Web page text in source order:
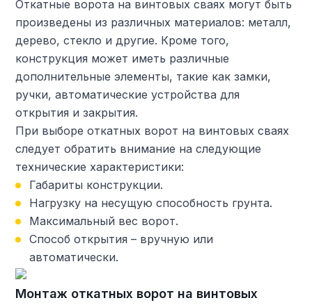
Откатные ворота на винтовых сваях могут быть
произведены из различных материалов: металл,
дерево, стекло и другие. Кроме того,
конструкция может иметь различные
дополнительные элементы, такие как замки,
ручки, автоматические устройства для
открытия и закрытия.
При выборе откатных ворот на винтовых сваях
следует обратить внимание на следующие
технические характеристики:
Габариты конструкции.
Нагрузку на несущую способность грунта.
Максимальный вес ворот.
Способ открытия – вручную или
автоматически.
Монтаж откатных ворот на винтовых